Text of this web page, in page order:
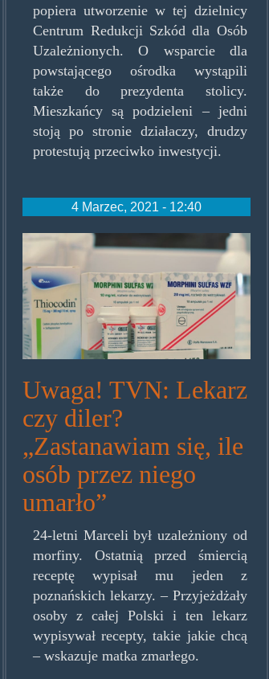
popiera utworzenie w tej dzielnicy
Centrum Redukcji Szkód dla Osób
Uzależnionych. O wsparcie dla
powstającego ośrodka wystąpili
także do prezydenta stolicy.
Mieszkańcy są podzieleni – jedni
stoją po stronie działaczy, drudzy
protestują przeciwko inwestycji.
4 Marzec, 2021 - 12:40
wykaz-
n-
srodki-
odurzajace.jpg
Uwaga! TVN: Lekarz
czy diler?
„Zastanawiam się, ile
osób przez niego
umarło”
24-letni Marceli był uzależniony od
morfiny. Ostatnią przed śmiercią
receptę wypisał mu jeden z
poznańskich lekarzy. – Przyjeżdżały
osoby z całej Polski i ten lekarz
wypisywał recepty, takie jakie chcą
– wskazuje matka zmarłego.